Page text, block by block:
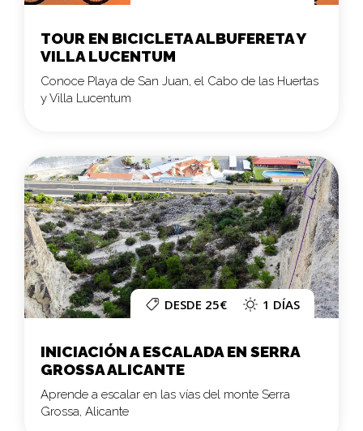
TOUR EN BICICLETA ALBUFERETA Y
VILLA LUCENTUM
Conoce Playa de San Juan, el Cabo de las Huertas
y Villa Lucentum
DESDE 25€ 1 DÍAS
INICIACIÓN A ESCALADA EN SERRA
GROSSA ALICANTE
Aprende a escalar en las vías del monte Serra
Grossa, Alicante